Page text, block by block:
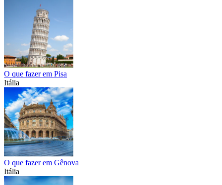
O que fazer em Pisa
Itália
O que fazer em Gênova
Itália